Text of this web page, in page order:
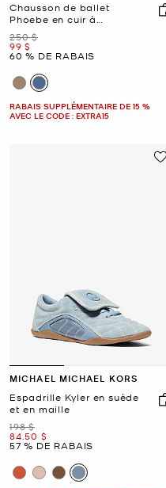
Chausson de ballet
Phoebe en cuir à
ornements
était
250 $
maintenant
99 $
60 % DE RABAIS
RABAIS SUPPLÉMENTAIRE DE 15 %
AVEC LE CODE : EXTRA15
MICHAEL MICHAEL KORS
Espadrille Kyler en suède
et en maille
était
198 $
maintenant
84.50 $
57 % DE RABAIS